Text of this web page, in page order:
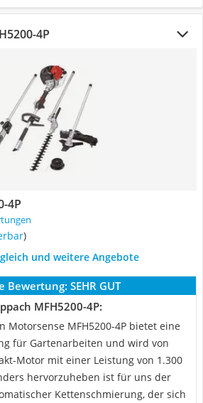
4P
4P
)
und weitere Angebote
Bewertung: SEHR GUT
MFH5200-4P:
Motorsense MFH5200-4P bietet eine
für Gartenarbeiten und wird von
Motor mit einer Leistung von 1.300
hervorzuheben ist für uns der
Kettenschmierung, der sich